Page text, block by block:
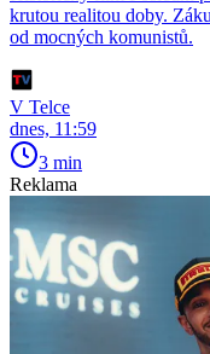
krutou realitou doby.
od mocných komunistů.
V Telce
dnes, 11:59
3 min
Reklama